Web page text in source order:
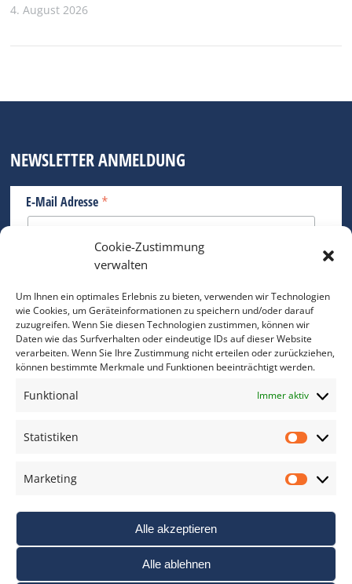
Cookie-Zustimmung
verwalten
Um Ihnen ein optimales Erlebnis zu bieten, verwenden wir Technologien
wie Cookies, um Geräteinformationen zu speichern und/oder darauf
zuzugreifen. Wenn Sie diesen Technologien zustimmen, können wir
Daten wie das Surfverhalten oder eindeutige IDs auf dieser Website
verarbeiten. Wenn Sie Ihre Zustimmung nicht erteilen oder zurückziehen,
können bestimmte Merkmale und Funktionen beeinträchtigt werden.
Funktional Immer aktiv
Statistiken
Marketing
Alle akzeptieren
Alle ablehnen
4. August 2026
NEWSLETTER ANMELDUNG
E-Mail Adresse *
Bitte geben Sie Ihre E-Mail Adresse ein.
*